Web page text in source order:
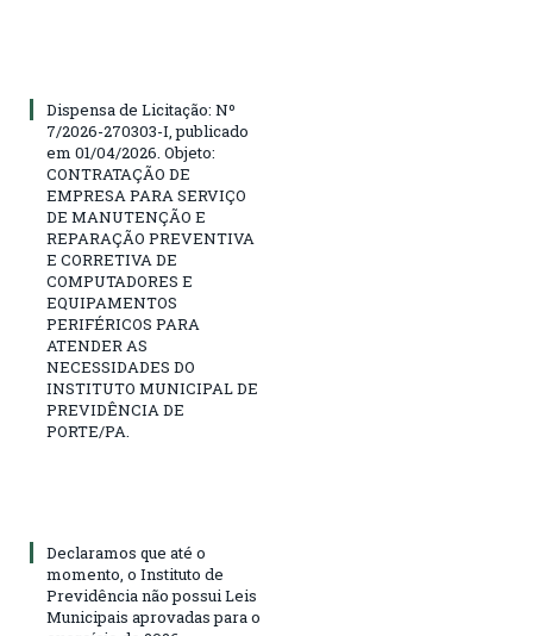
Dispensa de Licitação: Nº
7/2026-270303-I, publicado
em 01/04/2026. Objeto:
CONTRATAÇÃO DE
EMPRESA PARA SERVIÇO
DE MANUTENÇÃO E
REPARAÇÃO PREVENTIVA
E CORRETIVA DE
COMPUTADORES E
EQUIPAMENTOS
PERIFÉRICOS PARA
ATENDER AS
NECESSIDADES DO
INSTITUTO MUNICIPAL DE
PREVIDÊNCIA DE
PORTE/PA.
Declaramos que até o
momento, o Instituto de
Previdência não possui Leis
Municipais aprovadas para o